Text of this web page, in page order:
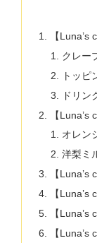
【
クレー
トッピ
ドリン
【
オレン
洋梨ミ
【
【
【
【